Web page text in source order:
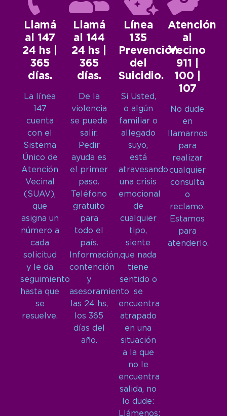
Llamá
al 147
24 hs |
365
días.
La línea
147
cuenta
con el
Sistema
Único de
Atención
Vecinal
(SUAV),
que
asigna un
número a
cada
solicitud
y le da
seguimiento
hasta que
se
resuelve.
Llamá
al 144
24 hs |
365
días.
De la
violencia
se puede
salir.
Pedir
ayuda es
el primer
paso.
Teléfono
gratuito
para
todo el
país.
Información,
contención
y
asesoramiento
las 24 hs,
los 365
días del
año.
Línea
135
Prevención
del
Suicidio.
Si Usted,
o algún
familiar o
allegado
suyo,
está
atravesando
una crisis
emocional
de
cualquier
tipo,
siente
que nada
tiene
sentido o
se
encuentra
atrapado
en una
situación
a la que
no le
encuentra
salida, no
lo dude:
Llámenos:
Atención
al
Vecino
911 |
100 |
107
No dude
en
llamarnos
para
realizar
cualquier
consulta
o
reclamo.
Estamos
para
atenderlo.